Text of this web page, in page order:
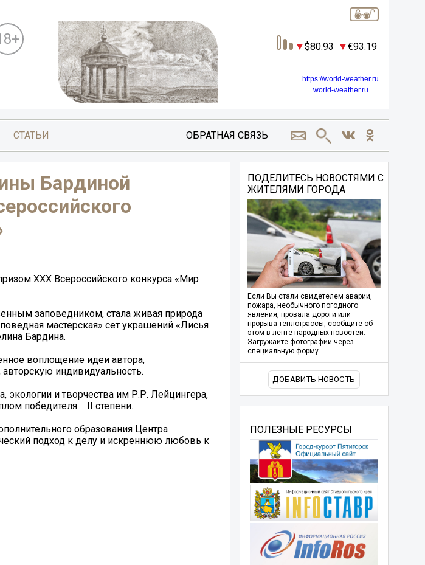
80.93 93.19
https://world-weather.ru
world-weather.ru
СТАТЬИ ОБРАТНАЯ СВЯЗЬ
Бардиной
XXX Всероссийского конкурса «Мир
заповедником, стала живая природа
мастерская» сет украшений «Лисья
Бардина.
воплощение идеи автора,
индивидуальность.
экологии и творчества им Р.Р. Лейцингера,
победителя II степени.
образования Центра
подход к делу и искреннюю любовь к
ПОДЕЛИТЕСЬ НОВОСТЯМИ С
ЖИТЕЛЯМИ ГОРОДА
Если Вы стали свидетелем аварии,
пожара, необычного погодного
явления, провала дороги или
прорыва теплотрассы, сообщите об
этом в ленте народных новостей.
Загружайте фотографии через
специальную форму.
ДОБАВИТЬ НОВОСТЬ
ПОЛЕЗНЫЕ РЕСУРСЫ